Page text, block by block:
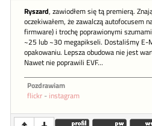
Ryszard, zawiodłem się tą premierą.
oczekiwałem, że zawalczą autofocusem
firmware) i trochę poprawionymi
~25 lub ~30 megapikseli. Dostaliśmy E-
opakowaniu. Lepsza obudowa nie jest
Nawet nie poprawili EVF...
Pozdrawiam
flickr - instagram